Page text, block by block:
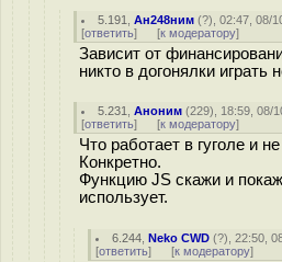
5.191 ,Ан248ним (?), 02:47, 08/
[ответить] [к модератору]
Зависит от
никто в догонялки играть
5.231 ,Аноним (229), 18:59, 08/
[ответить] [к модератору]
Что работает в гуголе и
Конкретно.
Функцию JS скажи и
использует.
6.244 ,Neko CWD (?), 22:50,
[ответить] [к модератору]